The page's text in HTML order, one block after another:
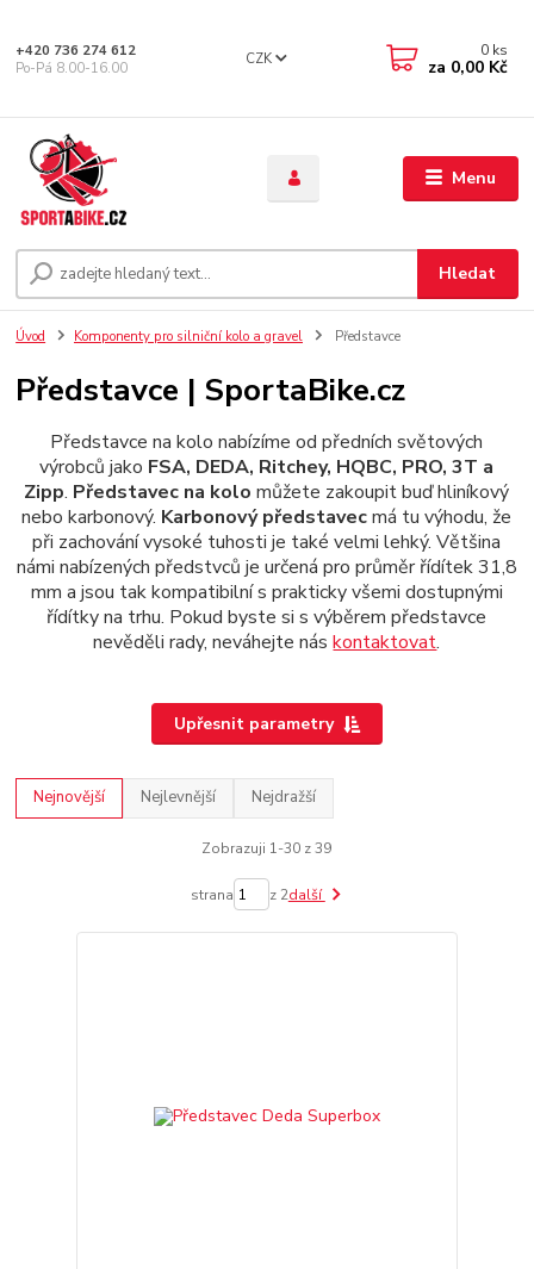
Menu
CZK
Hledat
+420 736 274 612
Po-Pá 8.00-16.00
0 ks
za 0,00 Kč
Úvod Komponenty pro silniční kolo a gravel Představce
Představce | SportaBike.cz
Představce na kolo nabízíme od předních světových
výrobců jako FSA, DEDA, Ritchey, HQBC, PRO, 3T a
Zipp. Představec na kolo můžete zakoupit buď hliníkový
nebo karbonový. Karbonový představecmá tu výhodu, že
při zachování vysoké tuhosti je také velmi lehký. Většina
námi nabízených předstvců je určená pro průměr řídítek 31,8
mm a jsou tak kompatibilní s prakticky všemi dostupnými
řídítky na trhu. Pokud byste si s výběrem představce
nevěděli rady, neváhejte náskontaktovat.
Upřesnit parametry
Nejnovější Nejlevnější Nejdražší
Zobrazuji 1-30 z 39
strana z 2další